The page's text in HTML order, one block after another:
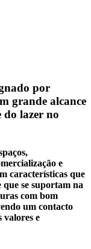
por
grande alcance
lazer no
e
características que
que se suportam na
com bom
um contacto
valores e